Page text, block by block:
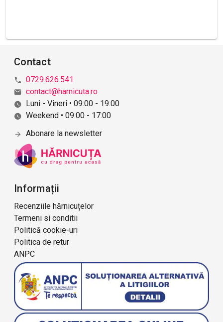
Contact
0729.626.541
contact@harnicuta.ro
Luni - Vineri • 09:00 - 19:00
Weekend • 09:00 - 17:00
Abonare la newsletter
Informații
Recenziile hărnicuțelor
Termeni si conditii
Politică cookie-uri
Politica de retur
ANPC